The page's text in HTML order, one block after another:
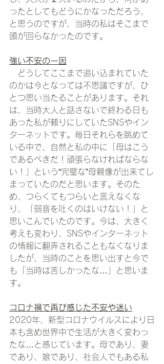
ったとしてもどうにかなっただろう、
と思うのですが、当時の私はそこまで
頭が回らなかったのです。
強い不安の一因
どうしてここまで追い込まれていた
のかは今となっては不思議ですが、ひ
とつ思い当たることがあります。それ
は、当時大人と話さないで終わる日も
あった私が頼りにしていたSNSやイン
ターネットです。毎日それらを眺めて
いる中で、自然と私の中に「母はこう
であるべきだ！頑張らなければならな
い！」という“完璧な”母親像が出来てし
まっていたのだと思います。そのた
め、つらくてもつらいと言えなくな
り、「弱音を吐くのはいけない！」と
思いこんでいたのです。今は、大きく
考えも変わり、SNSやインターネット
の情報に翻弄されることもなくなりま
したが、当時のことを思い出すと今で
も「当時は苦しかったな…」と思いま
す。
コロナ禍で再び感じた不安や迷い
2020年、新型コロナウイルスにより日
本も含め世界中で生活が大きく変わっ
たな…と感じています。母であり、妻
であり、娘であり、社会人でもある私